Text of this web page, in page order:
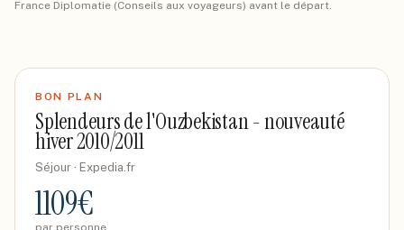
France Diplomatie (Conseils aux voyageurs) avant le départ.
BON PLAN
Splendeurs de l'Ouzbekistan - nouveauté
hiver 2010/2011
Séjour · Expedia.fr
1109€
par personne